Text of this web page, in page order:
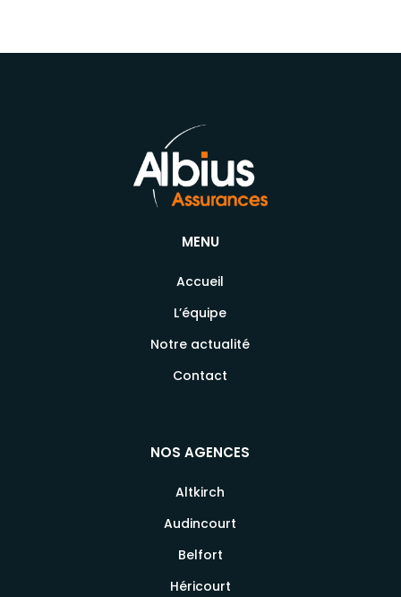
MENU
Accueil
L’équipe
Notre actualité
Contact
NOS AGENCES
Altkirch
Audincourt
Belfort
Héricourt